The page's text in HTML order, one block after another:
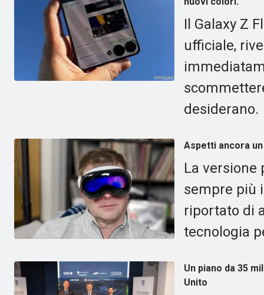
Il Galaxy Z
ufficiale,
desiderano.
Aspetti ancora
La versione
sempre più
riportato di
tecnologia
Un piano da 35
Unito